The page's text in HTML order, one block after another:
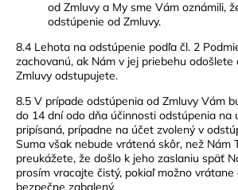
od Zmluvy a My sme Vám oznámili,
odstúpenie od Zmluvy.
8.4 Lehota na odstúpenie podľa čl. 2
zachovanú, ak Nám v jej priebehu odošlete
Zmluvy odstupujete.
8.5 V prípade odstúpenia od Zmluvy Vám
do 14 dní odo dňa účinnosti odstúpenia na
pripísaná, prípadne na účet zvolený v
Suma však nebude vrátená skôr, než Nám
preukážete, že došlo k jeho zaslaniu späť
prosím vracajte čistý, pokiaľ možno
bezpečne zabalený.